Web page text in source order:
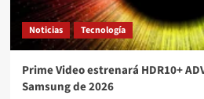
Noticias Tecnología
Prime Video estrenará HDR10+
Samsung de 2026